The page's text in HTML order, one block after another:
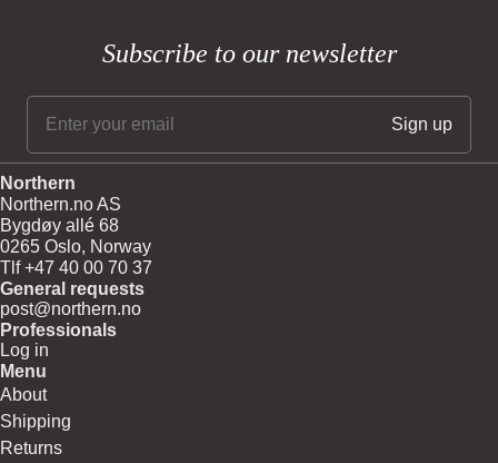
Subscribe to our newsletter
Northern
Northern.no AS
Bygdøy allé 68
0265 Oslo, Norway
Tlf +47 40 00 70 37
General requests
post@northern.no
Professionals
Log in
Menu
About
Shipping
Returns